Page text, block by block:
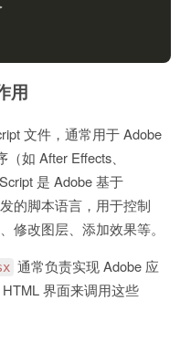
用
文件，通常用于 Adobe
如 After Effects、
是 Adobe 基于
的脚本语言，用于控制
修改图层、添加效果等。
通常负责实现 Adobe 应
界面来调用这些